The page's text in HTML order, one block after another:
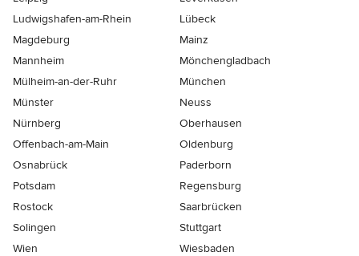
Ludwigshafen-am-Rhein
Lübeck
Magdeburg
Mainz
Mannheim
Mönchen­gladbach
Mülheim-an-der-Ruhr
München
Münster
Neuss
Nürnberg
Oberhausen
Offenbach-am-Main
Oldenburg
Osnabrück
Paderborn
Potsdam
Regensburg
Rostock
Saarbrücken
Solingen
Stuttgart
Wien
Wiesbaden